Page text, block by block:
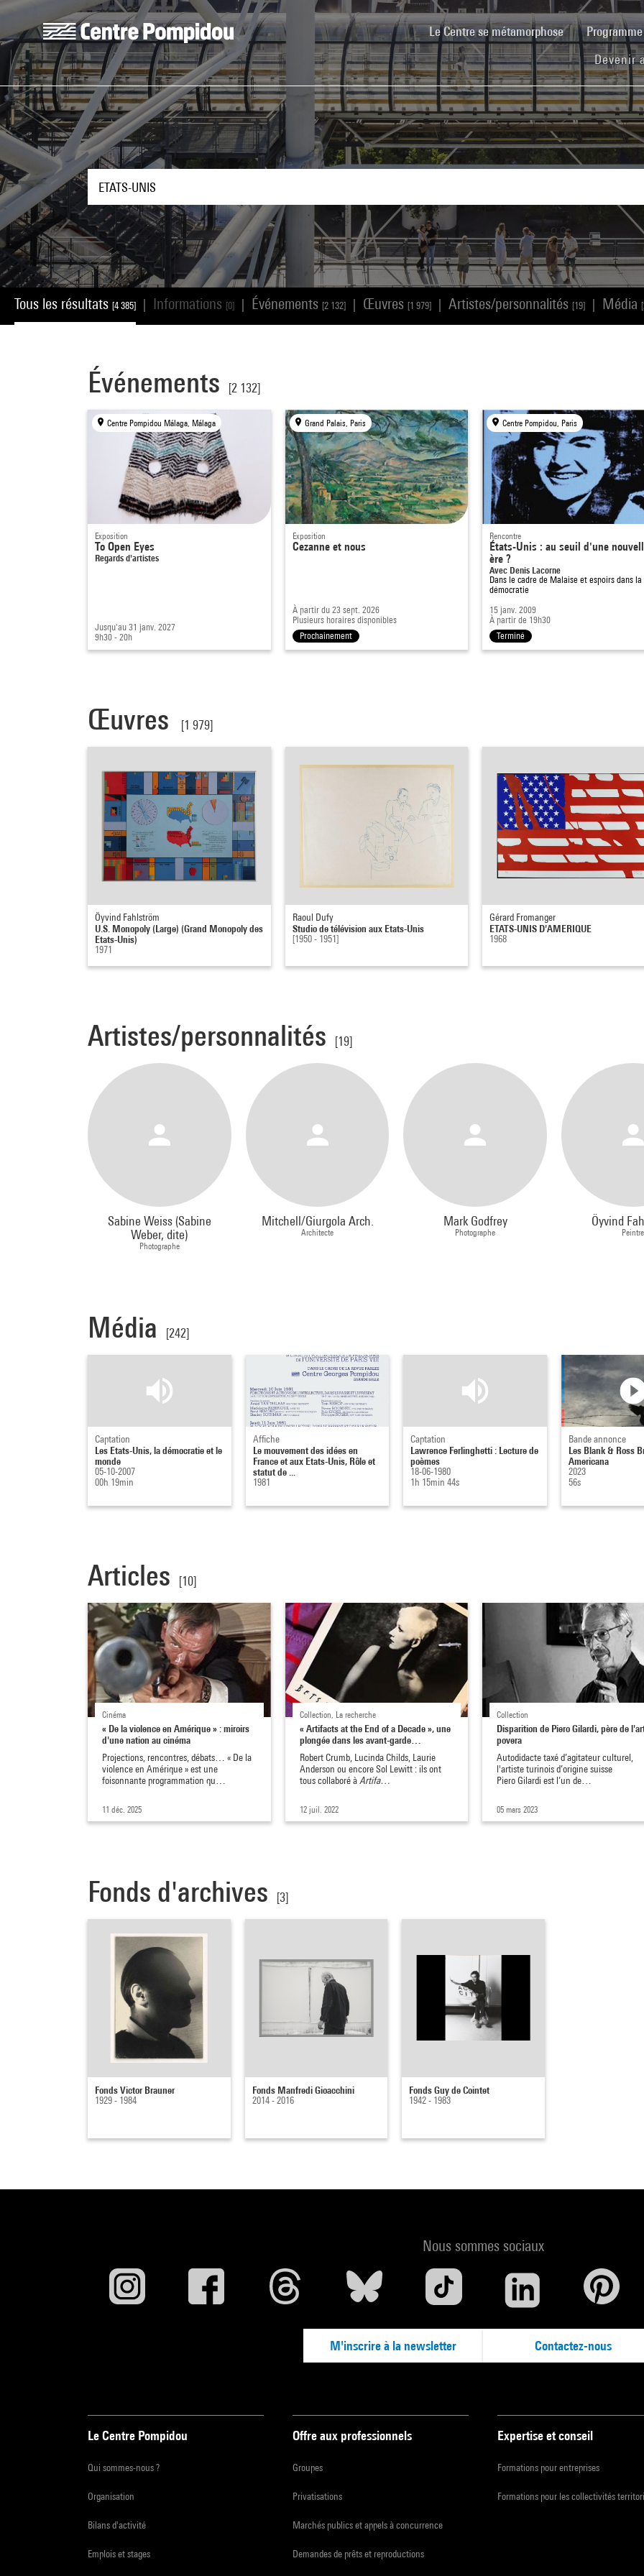
Aller au contenu principal
Centre Pompidou
Le Centre se métamorphose(current)
Devenir
Tous les résultats [4 385] Informations [0] Événements [2 132] Œuvres [1 979] Artistes/personnalités [19] Média
Événements [2 132]
Centre Pompidou Málaga, Málaga
Exposition
To Open Eyes
Regards d'artistes
Jusqu'au 31 janv. 2027
9h30 - 20h
Grand Palais, Paris
Exposition
Cezanne et nous
À partir du 23 sept. 2026
Plusieurs horaires disponibles
Prochainement
Centre Pompidou, Paris
Rencontre
États-Unis : au seuil d'une
ère ?
Avec Denis Lacorne
Dans le cadre de Malaise et espoirs dans la
démocratie
15 janv. 2009
À partir de 19h30
Terminé
Œuvres [1 979]
Öyvind Fahlström
U.S. Monopoly (Large) (Grand Monopoly des
Etats-Unis)
1971
Raoul Dufy
Studio de télévision aux Etats-Unis
[1950 - 1951]
Gérard Fromanger
ETATS-UNIS D'AMERIQUE
1968
Artistes/personnalités [19]
Sabine Weiss (Sabine
Weber, dite)
Photographe
Mitchell/Giurgola Arch.
Architecte
Mark Godfrey
Photographe
Öyvind
Peintre
Média [242]
Captation
Les Etats-Unis, la démocratie et le
monde
05-10-2007
00h 19min
Affiche
Le mouvement des idées en
France et aux Etats-Unis, Rôle et
statut de ...
1981
Captation
Lawrence Ferlinghetti : Lecture de
poèmes
18-06-1980
1h 15min 44s
Bande annonce
Les Blank & Ross
Americana
2023
56s
Articles [10]
Cinéma
« De la violence en Amérique » : miroirs
d'une nation au cinéma
Projections, rencontres, débats… « De la
violence en Amérique » est une
foisonnante programmation qu…
11 déc. 2025
Collection, La recherche
« Artifacts at the End of a Decade », une
plongée dans les avant-garde…
Robert Crumb, Lucinda Childs, Laurie
Anderson ou encore Sol Lewitt : ils ont
tous collaboré à Artifa…
12 juil. 2022
Collection
Disparition de Piero Gilardi, père de
povera
Autodidacte taxé d’agitateur culturel,
l'artiste turinois d’origine suisse
Piero Gilardi est l’un de…
05 mars 2023
Fonds d'archives [3]
Fonds Victor Brauner
1929 - 1984
Fonds Manfredi Gioacchini
2014 - 2016
Fonds Guy de Cointet
1942 - 1983
Nous sommes sociaux
M'inscrire à la newsletter Contactez-nous
Le Centre Pompidou
Qui sommes-nous ?
Organisation
Bilans d'activité
Emplois et stages
Offre aux professionnels
Groupes
Privatisations
Marchés publics et appels à concurrence
Demandes de prêts et reproductions
Expertise et conseil
Formations pour entreprises
Formations pour les collectivités